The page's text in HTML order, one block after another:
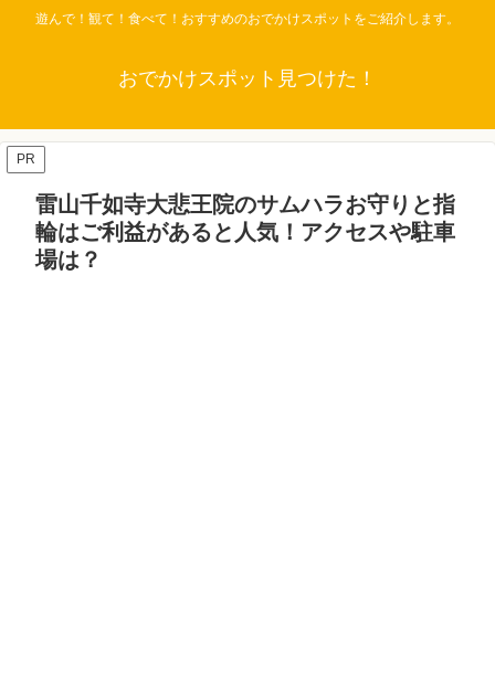
遊んで！観て！食べて！おすすめのおでかけスポットをご紹介します。
おでかけスポット見つけた！
PR
雷山千如寺大悲王院のサムハラお守りと指
輪はご利益があると人気！アクセスや駐車
場は？